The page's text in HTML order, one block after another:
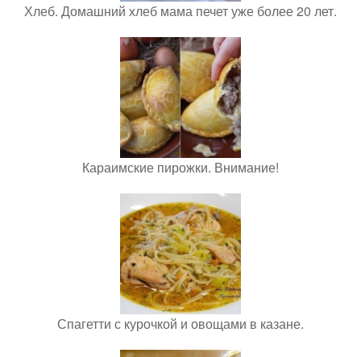
Хлеб. Домашний хлеб мама печет уже более 20 лет.
Караимские пирожки. Внимание!
Спагетти с курочкой и овощами в казане.